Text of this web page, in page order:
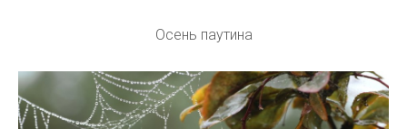
Осень паутина